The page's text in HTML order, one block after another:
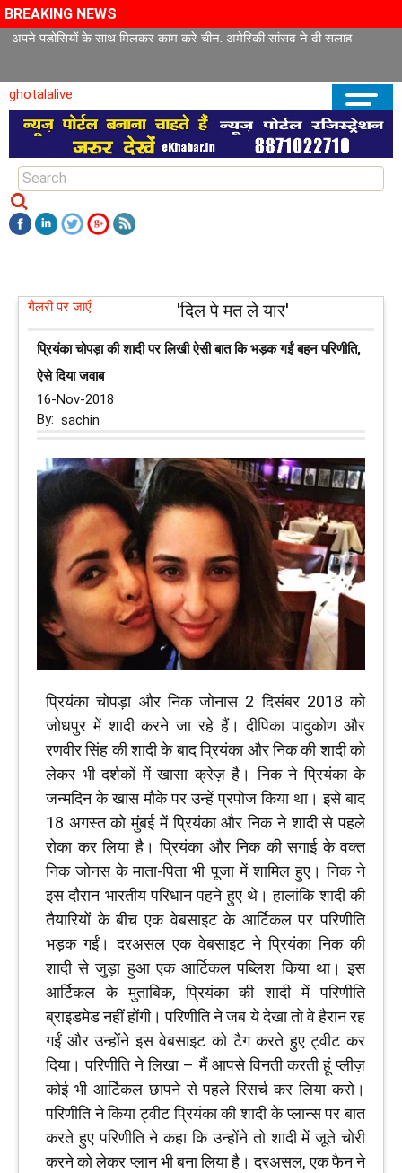
BREAKING NEWS
अपने पड़ोसियों के साथ मिलकर काम करे चीन, अमेरिकी सांसद ने दी सलाह
ghotalalive
गैलरी पर जाएँ 'दिल पे मत ले यार'
प्रियंका चोपड़ा की शादी पर लिखी ऐसी बात कि भड़क गईं बहन परिणीति,
ऐसे दिया जवाब
16-Nov-2018
By: sachin
प्रियंका चोपड़ा और निक जोनास 2 दिसंबर 2018 को
जोधपुर में शादी करने जा रहे हैं। दीपिका पादुकोण और
रणवीर सिंह की शादी के बाद प्रियंका और निक की शादी को
लेकर भी दर्शकों में खासा क्रेज़ है। निक ने प्रियंका के
जन्मदिन के खास मौके पर उन्हें प्रपोज किया था। इसे बाद
18 अगस्त को मुंबई में प्रियंका और निक ने शादी से पहले
रोका कर लिया है। प्रियंका और निक की सगाई के वक्त
निक जोनस के माता-पिता भी पूजा में शामिल हुए। निक ने
इस दौरान भारतीय परिधान पहने हुए थे। हालांकि शादी की
तैयारियों के बीच एक वेबसाइट के आर्टिकल पर परिणीति
भड़क गईं। दरअसल एक वेबसाइट ने प्रियंका निक की
शादी से जुड़ा हुआ एक आर्टिकल पब्लिश किया था। इस
आर्टिकल के मुताबिक, प्रियंका की शादी में परिणीति
ब्राइडमेड नहीं होंगी। परिणीति ने जब ये देखा तो वे हैरान रह
गईं और उन्होंने इस वेबसाइट को टैग करते हुए ट्वीट कर
दिया। परिणीति ने लिखा – मैं आपसे विनती करती हूं प्लीज़
कोई भी आर्टिकल छापने से पहले रिसर्च कर लिया करो।
परिणीति ने किया ट्वीट प्रियंका की शादी के प्लान्स पर बात
करते हुए परिणीति ने कहा कि उन्होंने तो शादी में जूते चोरी
करने को लेकर प्लान भी बना लिया है। दरअसल, एक फैन ने